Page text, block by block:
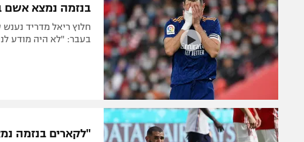
מדיניות פרטיות
תקנון פעילות ספורט 1
רשיון להקרנה פומבית לבית עסק
הצטרפות לחבילת הערוצים
לוח דרושים – ג'ובנט
תגיות
המגזין
בנזמה נמצא אשם
חלוץ ריאל מדריד
בעבר: "לא היה מודע
"לקארים בנזמה